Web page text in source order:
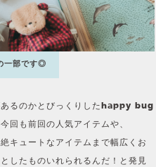
一部です◎
あるのかとびっくりしたhappy bug
回も前回の人気アイテムや、
キュートなアイテムまで幅広くお
したものいれられるんだ！と発見